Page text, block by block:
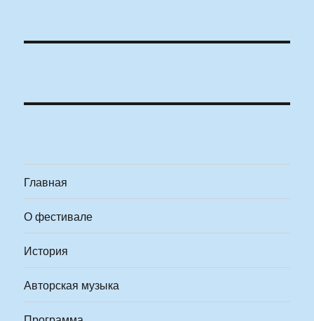
Главная
О фестивале
История
Авторская музыка